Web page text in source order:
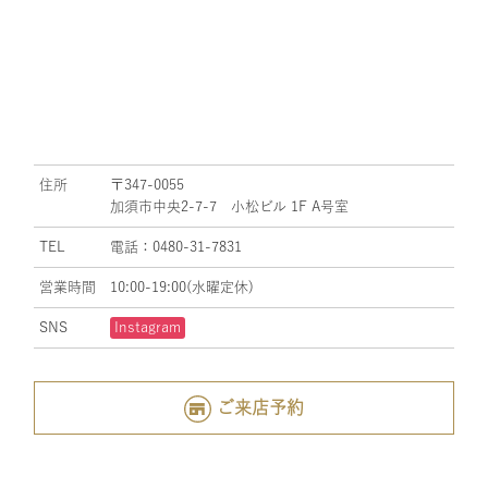
住所
〒347-0055
加須市中央2-7-7 小松ビル 1F A号室
TEL 電話：0480-31-7831
営業時間 10:00-19:00(水曜定休)
SNS Instagram
ご来店予約